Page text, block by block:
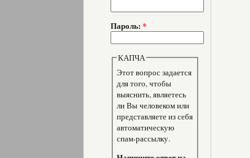
Пароль: *
КАПЧА
Этот вопрос задается
для того, чтобы
выяснить, являетесь
ли Вы человеком или
представляете из себя
автоматическую
спам-рассылку.